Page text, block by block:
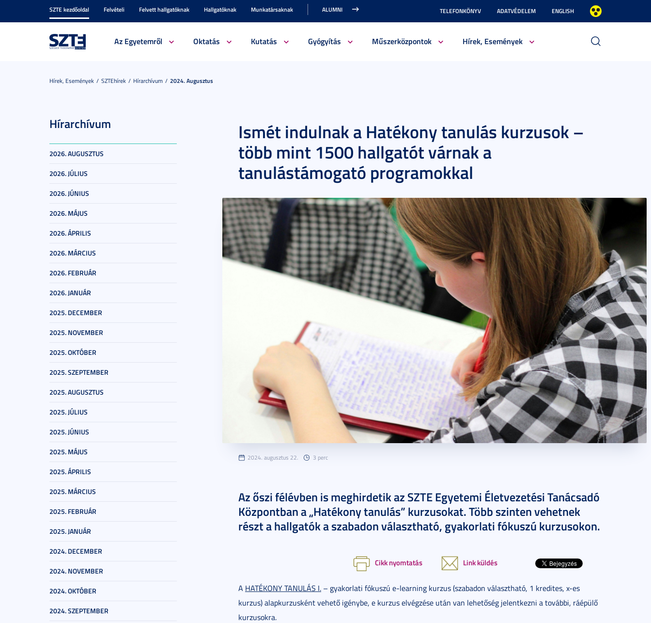
SZTE kezdőoldal Felvételi Felvett hallgatóknak Hallgatóknak Munkatársaknak ALUMNI TELEFONKÖNYV ADATVÉDELEM ENGLISH
Az Egyetemről Oktatás Kutatás Gyógyítás Műszerközpontok Hírek, Események
Hírek, Események SZTEhírek Hírarchívum 2024. Augusztus
Hírarchívum
2026. AUGUSZTUS
2026. JÚLIUS
2026. JÚNIUS
2026. MÁJUS
2026. ÁPRILIS
2026. MÁRCIUS
2026. FEBRUÁR
2026. JANUÁR
2025. DECEMBER
2025. NOVEMBER
2025. OKTÓBER
2025. SZEPTEMBER
2025. AUGUSZTUS
2025. JÚLIUS
2025. JÚNIUS
2025. MÁJUS
2025. ÁPRILIS
2025. MÁRCIUS
2025. FEBRUÁR
2025. JANUÁR
2024. DECEMBER
2024. NOVEMBER
2024. OKTÓBER
2024. SZEPTEMBER
Ismét indulnak a Hatékony tanulás kurzusok –
több mint 1500 hallgatót várnak a
tanulástámogató programokkal
2024. augusztus 22. 3 perc
Az őszi félévben is meghirdetik az SZTE Egyetemi Életvezetési Tanácsadó
Központban a „Hatékony tanulás” kurzusokat. Több szinten vehetnek
részt a hallgatók a szabadon választható, gyakorlati fókuszú kurzusokon.
Cikk nyomtatás Link küldés
A HATÉKONY TANULÁS I. – gyakorlati fókuszú e-learning kurzus (szabadon választható, 1 kredites, x-es
kurzus) alapkurzusként vehető igénybe, e kurzus elvégzése után van lehetőség jelentkezni a további, ráépülő
kurzusokra.